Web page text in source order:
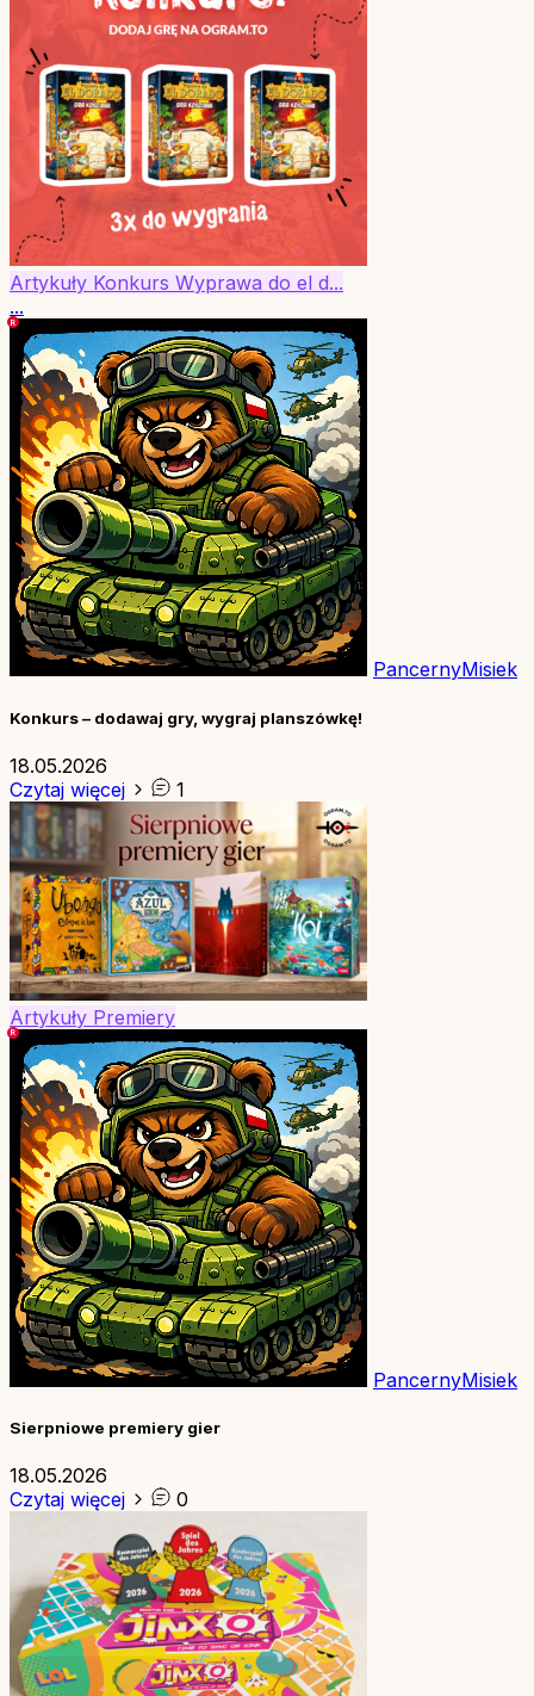
Artykuły Konkurs Wyprawa do el d...
...
PancernyMisiek
Konkurs – dodawaj gry, wygraj planszówkę!
18.05.2026
Czytaj więcej
1
Artykuły Premiery
PancernyMisiek
Sierpniowe premiery gier
18.05.2026
Czytaj więcej
0